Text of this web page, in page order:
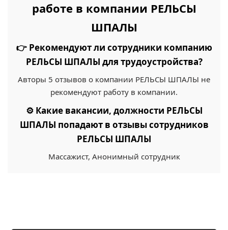
работе в компании РЕЛЬСЫ
ШПАЛЫ
👉 Рекомендуют ли сотрудники компанию
РЕЛЬСЫ ШПАЛЫ для трудоустройства?
Авторы 5 отзывов о компании РЕЛЬСЫ ШПАЛЫ не
рекомендуют работу в компании.
⚙️ Какие вакансии, должности РЕЛЬСЫ
ШПАЛЫ попадают в отзывы сотрудников
РЕЛЬСЫ ШПАЛЫ
Массажист, Анонимный сотрудник